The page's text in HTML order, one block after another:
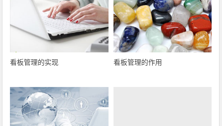
看板管理的实现 看板管理的作用